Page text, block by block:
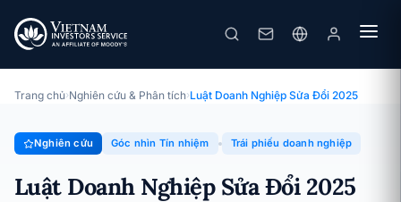
Luật Doanh Nghiệp Sửa Đổi 2025
Chuyên đề · Góc nhìn Tín nhiệm · 26/06/2025
Trang chủ›Nghiên cứu & Phân tích›Luật Doanh Nghiệp Sửa Đổi 2025
Nghiên cứu Góc nhìn Tín nhiệm Trái phiếu doanh nghiệp
Luật Doanh Nghiệp Sửa Đổi 2025